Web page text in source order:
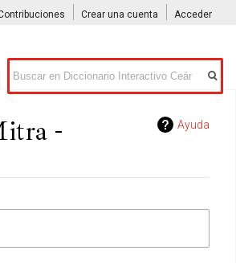
Ayuda
-
Crear una cuenta Acceder
Buscar